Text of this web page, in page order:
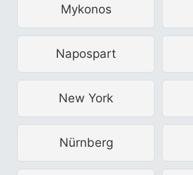
Mykonos
Napospart
New York
Nürnberg